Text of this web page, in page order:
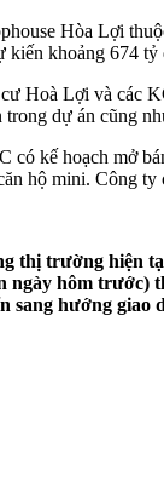
Hòa Lợi
kiến khoảng 674 tỷ
Hoà Lợi và các
dự án cũng
có kế hoạch mở
hộ mini. Công
thị trường hiện
ngày hôm trước)
sang hướng giao